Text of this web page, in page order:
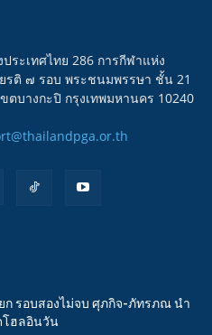
ะเทศไทย 286 การกีฬาแห่ง
รติ ๗ รอบ พระชนมพรรษา ชั้น 21
บางกะปิ กรุงเทพมหานคร 10240
รอบสองไม่จบ ศุภกิจ-ภัทรภณ นำ
โฮลอินวัน